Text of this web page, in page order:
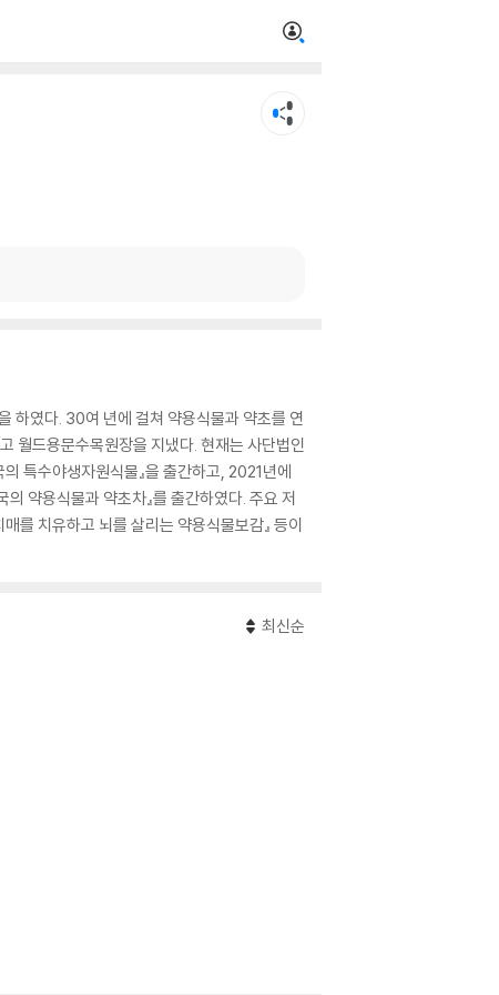
였다. 30여 년에 걸쳐 약용식물과 약초를 연
월드용문수목원장을 지냈다. 현재는 사단법인
특수야생자원식물』을 출간하고, 2021년에
약용식물과 약초차』를 출간하였다. 주요 저
매를 치유하고 뇌를 살리는 약용식물보감』 등이
최신순